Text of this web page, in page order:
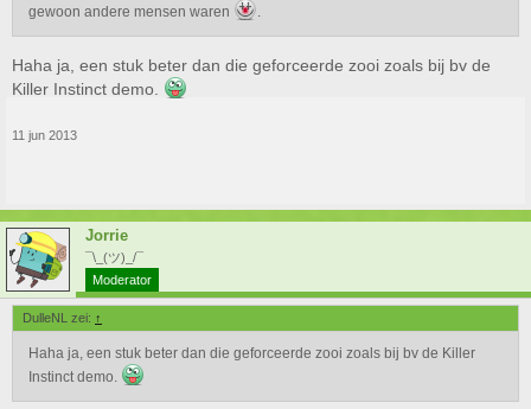
gewoon andere mensen waren
.
Haha ja, een stuk beter dan die geforceerde zooi zoals bij bv de
Killer Instinct demo.
11 jun 2013
Jorrie
¯\_(ツ)_/¯
Moderator
DulleNL zei: ↑
Haha ja, een stuk beter dan die geforceerde zooi zoals bij bv de Killer
Instinct demo.